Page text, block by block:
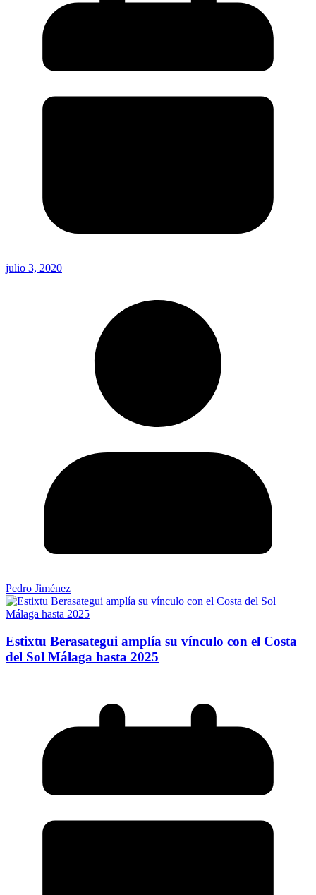
julio 3, 2020
Pedro Jiménez
Estixtu Berasategui amplía su vínculo con el Costa
del Sol Málaga hasta 2025